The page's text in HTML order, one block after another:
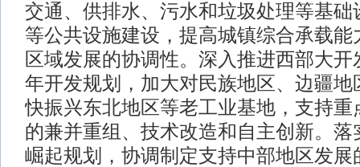
交通、供排水、污水和垃圾处理等基础
等公共设施建设，提高城镇综合承载能
区域发展的协调性。深入推进西部大
年开发规划，加大对民族地区、边疆地
快振兴东北地区等老工业基地，支持重
的兼并重组、技术改造和自主创新。落
崛起规划，协调制定支持中部地区发展